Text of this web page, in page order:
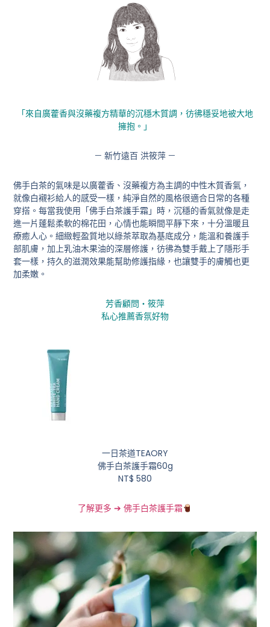
「來自廣藿香與沒藥複方精華的沉穩木質調，彷彿穩妥地被大地
擁抱。」
— 新竹遠百 洪筱萍 —
佛手白茶的氣味是以廣藿香、沒藥複方為主調的中性木質香氣，
就像白襯衫給人的感受一樣，純淨自然的風格很適合日常的各種
穿搭。每當我使用「佛手白茶護手霜」時，沉穩的香氣就像是走
進一片蓬鬆柔軟的棉花田，心情也能瞬間平靜下來，十分溫暖且
療癒人心。細緻輕盈質地以綠茶萃取為基底成分 ，能溫和養護手
部肌膚，加上乳油木果油的深層修護，彷彿為雙手戴上了隱形手
套一樣，持久的滋潤效果能幫助修護指緣，也讓雙手的膚觸也更
加柔嫩。
芳香顧問・筱萍
私心推薦香氛好物
一日茶道TEAORY
佛手白茶護手霜60g
NT$ 580
了解更多 ➔ 佛手白茶護手霜